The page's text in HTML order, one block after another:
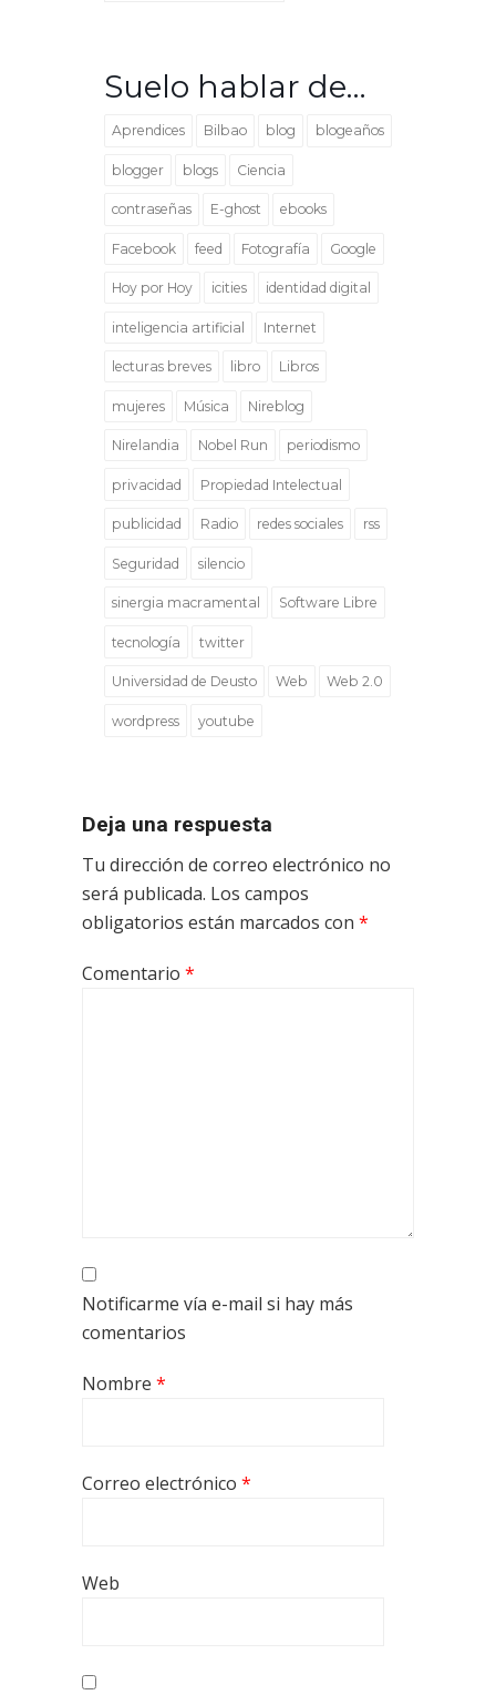
Suelo hablar de…
Aprendices Bilbao blog blogeaños
blogger blogs Ciencia
contraseñas E-ghost ebooks
Facebook feed Fotografía Google
Hoy por Hoy icities identidad digital
inteligencia artificial Internet
lecturas breves libro Libros
mujeres Música Nireblog
Nirelandia Nobel Run periodismo
privacidad Propiedad Intelectual
publicidad Radio redes sociales rss
Seguridad silencio
sinergia macramental Software Libre
tecnología twitter
Universidad de Deusto Web Web 2.0
wordpress youtube
Deja una respuesta
Tu dirección de correo electrónico no
será publicada. Los campos
obligatorios están marcados con *
Comentario *
Notificarme vía e-mail si hay más
comentarios
Nombre *
Correo electrónico *
Web